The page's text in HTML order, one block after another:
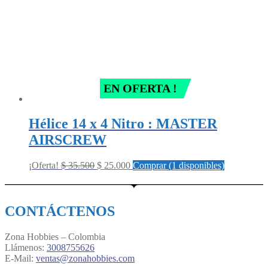
EN OFERTA !
Hélice 14 x 4 Nitro : MASTER
AIRSCREW
¡Oferta! $35.500 Original
was:
$ 25.000Current
is:
Comprar (1 disponibles)
CONTÁCTENOS
Zona Hobbies – Colombia
Llámenos: 3008755626
E-Mail: ventas@zonahobbies.com